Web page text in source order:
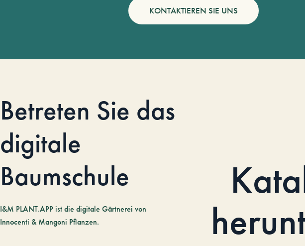
KONTAKTIEREN SIE UNS
Betreten Sie das
digitale
Baumschule
I&M PLANT.APP ist die digitale Gärtnerei von
Innocenti & Mangoni Pflanzen.